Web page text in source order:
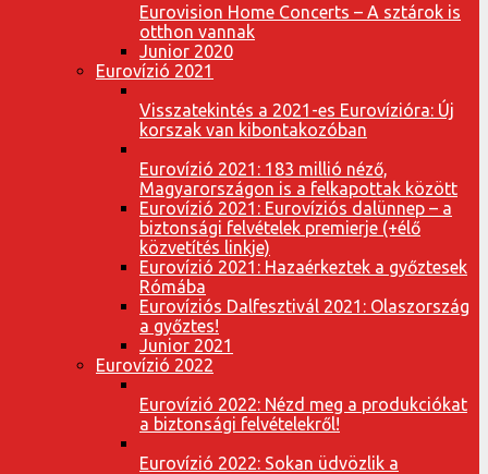
Eurovision Home Concerts – A sztárok is
otthon vannak
Junior 2020
Eurovízió 2021
Visszatekintés a 2021-es Eurovízióra: Új
korszak van kibontakozóban
Eurovízió 2021: 183 millió néző,
Magyarországon is a felkapottak között
Eurovízió 2021: Eurovíziós dalünnep – a
biztonsági felvételek premierje (+élő
közvetítés linkje)
Eurovízió 2021: Hazaérkeztek a győztesek
Rómába
Eurovíziós Dalfesztivál 2021: Olaszország
a győztes!
Junior 2021
Eurovízió 2022
Eurovízió 2022: Nézd meg a produkciókat
a biztonsági felvételekről!
Eurovízió 2022: Sokan üdvözlik a